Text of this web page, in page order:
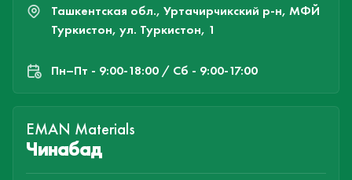
Ташкентская обл., Уртачирчикский р-н, МФЙ
Туркистон, ул. Туркистон, 1
Пн–Пт - 9:00-18:00 / Сб - 9:00-17:00
EMAN Materials
Чинабад